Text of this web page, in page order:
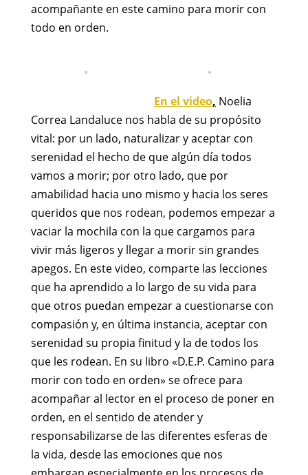
acompañante en este camino para morir con
todo en orden.
En el video, Noelia
Correa Landaluce nos habla de su propósito
vital: por un lado, naturalizar y aceptar con
serenidad el hecho de que algún día todos
vamos a morir; por otro lado, que por
amabilidad hacia uno mismo y hacia los seres
queridos que nos rodean, podemos empezar a
vaciar la mochila con la que cargamos para
vivir más ligeros y llegar a morir sin grandes
apegos. En este video, comparte las lecciones
que ha aprendido a lo largo de su vida para
que otros puedan empezar a cuestionarse con
compasión y, en última instancia, aceptar con
serenidad su propia finitud y la de todos los
que les rodean. En su libro «D.E.P. Camino para
morir con todo en orden» se ofrece para
acompañar al lector en el proceso de poner en
orden, en el sentido de atender y
responsabilizarse de las diferentes esferas de
la vida, desde las emociones que nos